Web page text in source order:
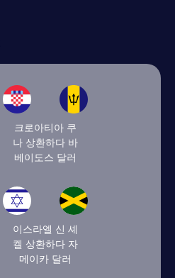
크로아티아 쿠
나 상환하다 바
베이도스 달러
이스라엘 신 셰
켈 상환하다 자
메이카 달러